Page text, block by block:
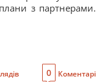
з партнерами.
0 Коментарі